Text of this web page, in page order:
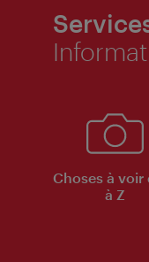
Choses à voir
à Z